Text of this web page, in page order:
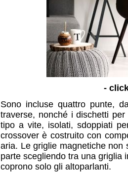
-
Sono incluse quattro punte,
traverse, nonché i dischetti
tipo a vite, isolati, sdoppiati
crossover è costruito con
aria. Le griglie magnetiche non
parte scegliendo tra una griglia
coprono solo gli altoparlanti.